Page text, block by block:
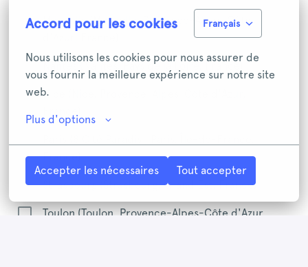
Accord pour les cookies Français
Nous utilisons les cookies pour nous assurer de
vous fournir la meilleure expérience sur notre site
web.
Plus d'options
Accepter les nécessaires Tout accepter
Marseille (Marseille, Provence-Alpes-Côte
Nantes (Nantes, Pays de la Loire, France)
Nice (Nice, Provence-Alpes-Côte d'Azur,
France)
Strasbourg (Strasbourg, Grand Est, France)
Toulon (Toulon, Provence-Alpes-Côte d'Azur,